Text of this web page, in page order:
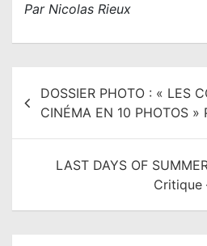
Par Nicolas Rieux
DOSSIER PHOTO : « LES
CINÉMA EN 10 PHOTOS »
LAST DAYS OF
Critique